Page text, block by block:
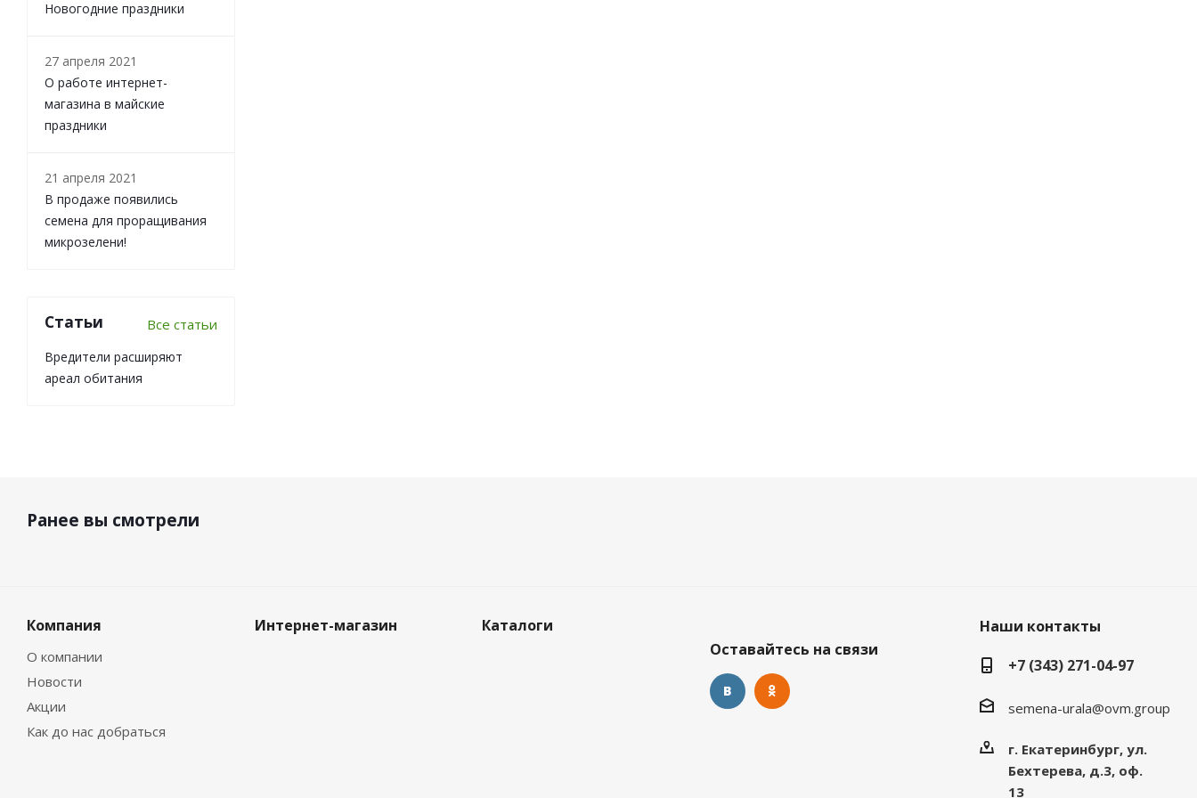
Новогодние праздники
27 апреля 2021
О работе интернет-
магазина в майские
праздники
21 апреля 2021
В продаже появились
семена для проращивания
микрозелени!
Статьи Все статьи
Вредители расширяют
ареал обитания
Ранее вы смотрели
Компания
О компании
Новости
Акции
Как до нас добраться
Интернет-магазин
Каталоги
Оставайтесь на связи
Наши контакты
+7 (343) 271-04-97
semena-urala@ovm.group
г. Екатеринбург, ул.
Бехтерева, д.3, оф.
13